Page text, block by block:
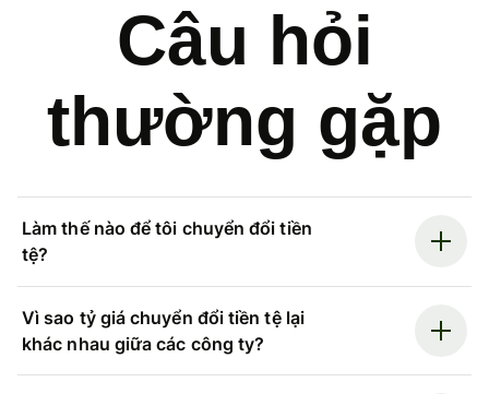
Câu hỏi
thường gặp
Làm thế nào để tôi chuyển đổi tiền
tệ?
Vì sao tỷ giá chuyển đổi tiền tệ lại
khác nhau giữa các công ty?